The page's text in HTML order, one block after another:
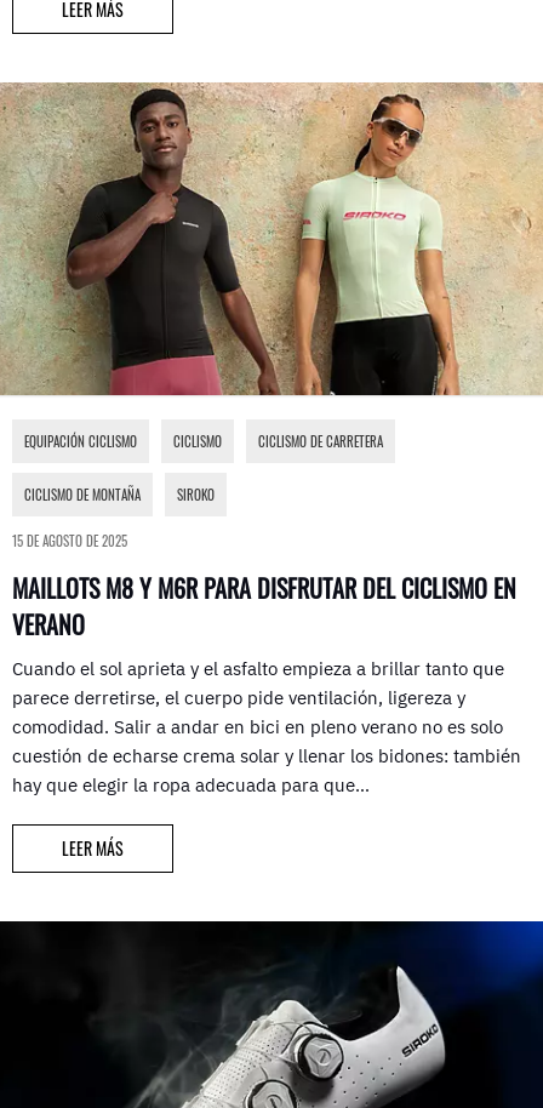
LEER MÁS
MAILLOTS M8 Y M6R PARA DISFRUTAR DEL CICLISMO EN
VERANO
EQUIPACIÓN CICLISMO CICLISMO CICLISMO DE CARRETERA
CICLISMO DE MONTAÑA SIROKO
15 DE AGOSTO DE 2025
Cuando el sol aprieta y el asfalto empieza a brillar tanto que
parece derretirse, el cuerpo pide ventilación, ligereza y
comodidad. Salir a andar en bici en pleno verano no es solo
cuestión de echarse crema solar y llenar los bidones: también
hay que elegir la ropa adecuada para que…
LEER MÁS